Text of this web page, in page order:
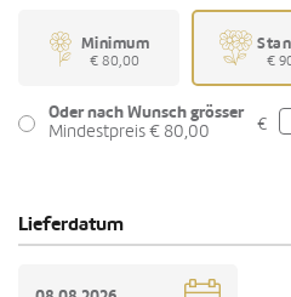
Minimum
€ 80,00 €
Oder nach Wunsch grösser
Mindestpreis € 80,00
€
Lieferdatum